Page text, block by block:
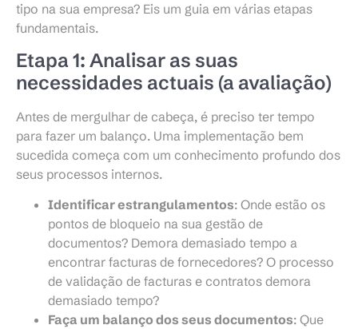
tipo na sua empresa? Eis um guia em várias etapas
fundamentais.
Etapa 1: Analisar as suas
necessidades actuais (a avaliação)
Antes de mergulhar de cabeça, é preciso ter tempo
para fazer um balanço. Uma implementação bem
sucedida começa com um conhecimento profundo dos
seus processos internos.
Identificar estrangulamentos: Onde estão os
pontos de bloqueio na sua gestão de
documentos? Demora demasiado tempo a
encontrar facturas de fornecedores? O processo
de validação de facturas e contratos demora
demasiado tempo?
Faça um balanço dos seus documentos: Que